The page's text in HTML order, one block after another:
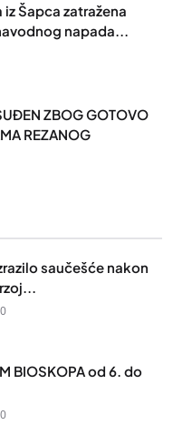
Šapca zatražena
napada...
ZBOG GOTOVO
REZANOG
saučešće nakon
0
BIOSKOPA od 6. do
0